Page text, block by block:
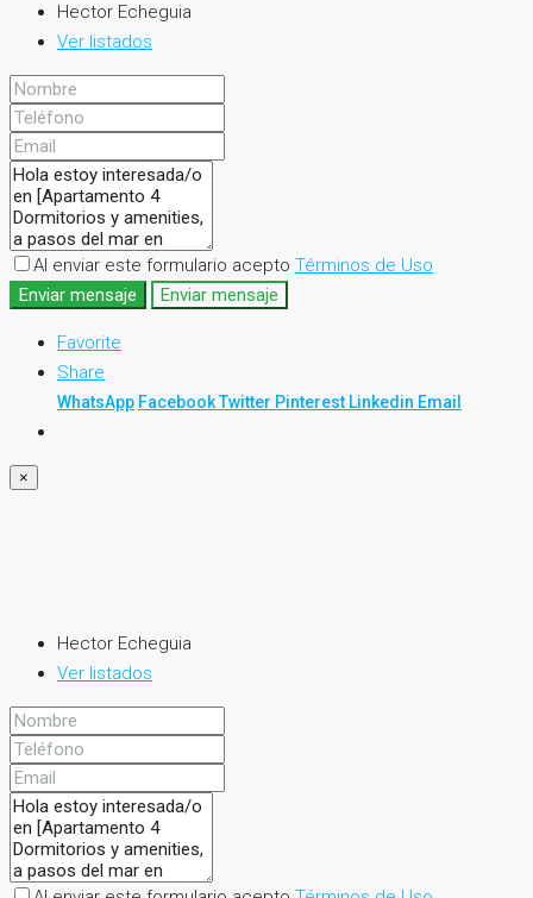
Hector Echeguia
Ver listados
Al enviar este formulario acepto Términos de Uso
Enviar mensaje
Enviar mensaje
Favorite
Share
WhatsApp FacebookTwitter Pinterest Linkedin Email
×
Hector Echeguia
Ver listados